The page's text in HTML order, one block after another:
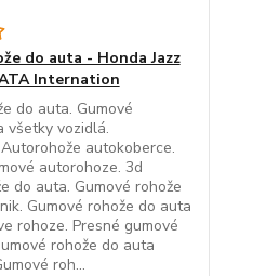
do auta - Honda Jazz
Internation
do auta. Gumové
všetky vozidlá.
autokoberce.
autorohoze. 3d
do auta. Gumové rohože
Gumové rohože do auta
rohoze. Presné gumové
rohože do auta
roh...